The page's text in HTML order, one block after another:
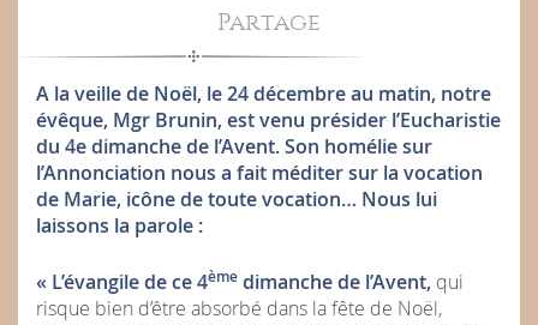
Partage
A la veille de Noël, le 24 décembre au matin, notre
évêque, Mgr Brunin, est venu présider l’Eucharistie
du 4e dimanche de l’Avent. Son homélie sur
l’Annonciation nous a fait méditer sur la vocation
de Marie, icône de toute vocation… Nous lui
laissons la parole :
« L’évangile de ce 4ème dimanche de l’Avent, qui
risque bien d’être absorbé dans la fête de Noël,